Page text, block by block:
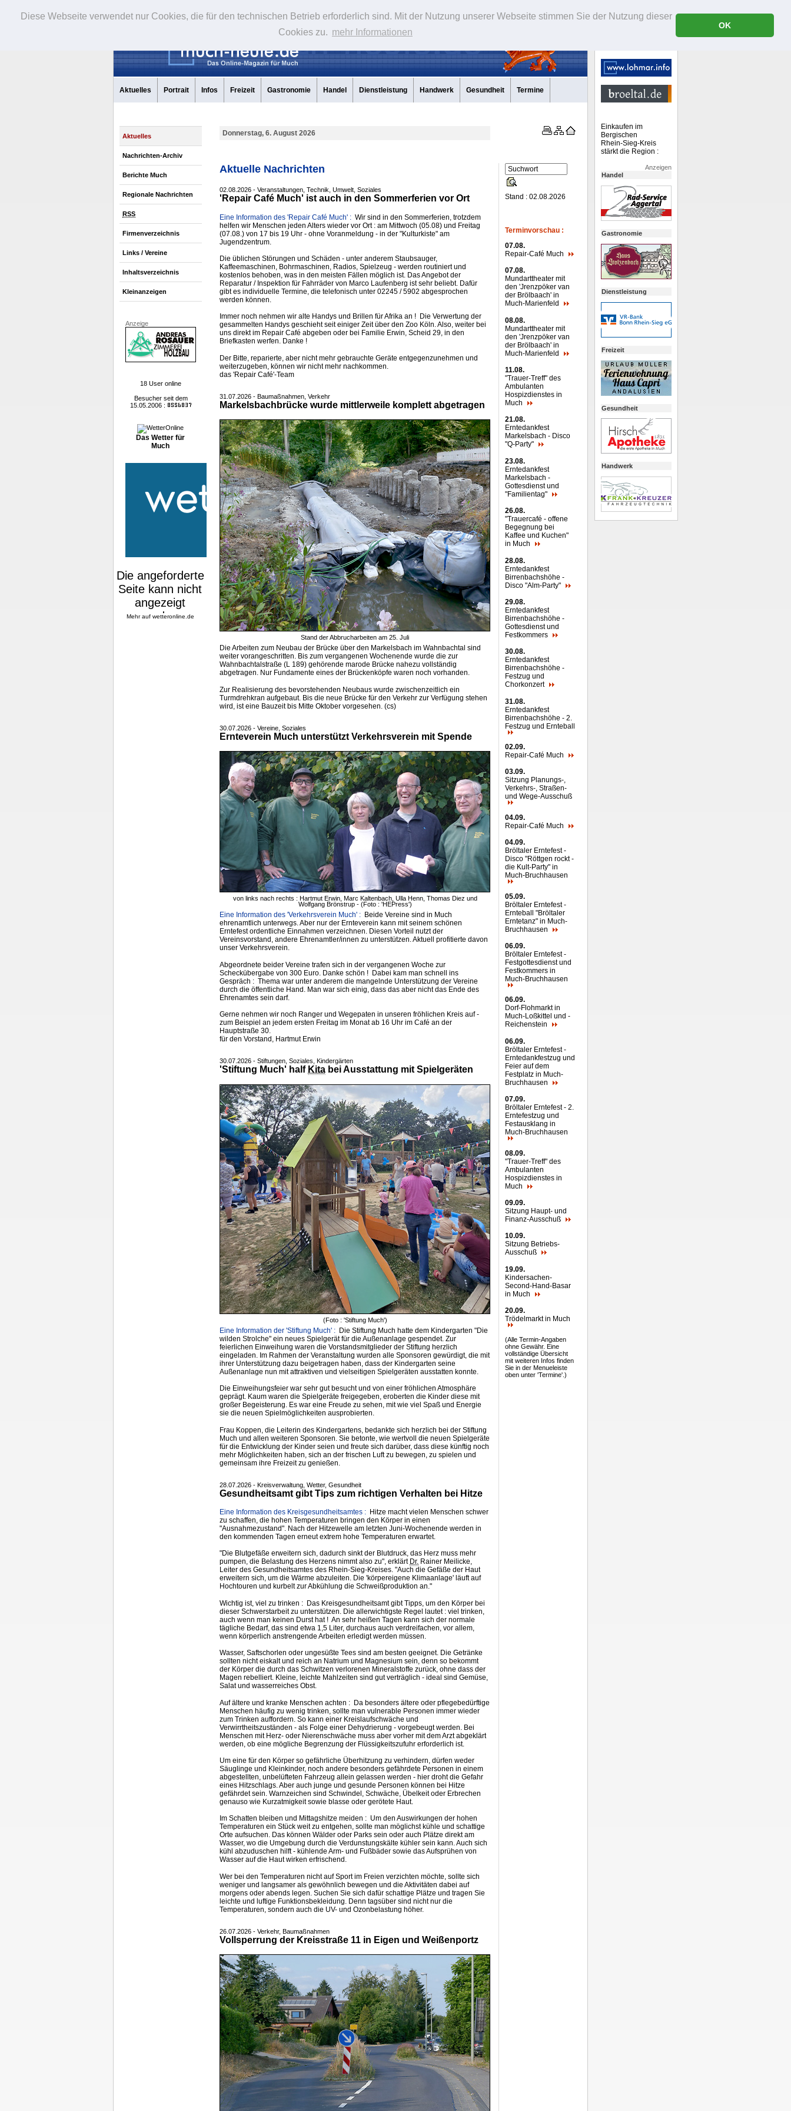
Diese Webseite verwendet nur Cookies, die für den technischen Betrieb erforderlich sind. Mit der Nutzung unserer Webseite stimmen Sie der Nutzung dieser
Cookies zu. mehr Informationen
OK
Aktuelles Portrait Infos Freizeit Gastronomie Handel Dienstleistung Handwerk Gesundheit Termine
Aktuelles
Nachrichten-Archiv
Berichte Much
Regionale Nachrichten
RSS
Firmenverzeichnis
Links / Vereine
Inhaltsverzeichnis
Kleinanzeigen
Anzeige
18 User online
Besucher seit dem
15.05.2006 :
Das Wetter für
Much
Mehr auf wetteronline.de
Donnerstag, 6. August 2026
Aktuelle Nachrichten
02.08.2026 - Veranstaltungen, Technik, Umwelt, Soziales
'Repair Café Much' ist auch in den Sommerferien vor Ort
Eine Information des 'Repair Café Much' : Wir sind in den Sommerferien, trotzdem
helfen wir Menschen jeden Alters wieder vor Ort : am Mittwoch (05.08) und Freitag
(07.08.) von 17 bis 19 Uhr - ohne Voranmeldung - in der "Kulturkiste" am
Jugendzentrum.
Die üblichen Störungen und Schäden - unter anderem Staubsauger,
Kaffeemaschinen, Bohrmaschinen, Radios, Spielzeug - werden routiniert und
kostenlos behoben, was in den meisten Fällen möglich ist. Das Angebot der
Reparatur / Inspektion für Fahrräder von Marco Laufenberg ist sehr beliebt. Dafür
gibt es individuelle Termine, die telefonisch unter 02245 / 5902 abgesprochen
werden können.
Immer noch nehmen wir alte Handys und Brillen für Afrika an ! Die Verwertung der
gesammelten Handys geschieht seit einiger Zeit über den Zoo Köln. Also, weiter bei
uns direkt im Repair Café abgeben oder bei Familie Erwin, Scheid 29, in den
Briefkasten werfen. Danke !
Der Bitte, reparierte, aber nicht mehr gebrauchte Geräte entgegenzunehmen und
weiterzugeben, können wir nicht mehr nachkommen.
das 'Repair Café'-Team
31.07.2026 - Baumaßnahmen, Verkehr
Markelsbachbrücke wurde mittlerweile komplett abgetragen
Stand der Abbrucharbeiten am 25. Juli
Die Arbeiten zum Neubau der Brücke über den Markelsbach im Wahnbachtal sind
weiter vorangeschritten. Bis zum vergangenen Wochenende wurde die zur
Wahnbachtalstraße (L 189) gehörende marode Brücke nahezu vollständig
abgetragen. Nur Fundamente eines der Brückenköpfe waren noch vorhanden.
Zur Realisierung des bevorstehenden Neubaus wurde zwischenzeitlich ein
Turmdrehkran aufgebaut. Bis die neue Brücke für den Verkehr zur Verfügung stehen
wird, ist eine Bauzeit bis Mitte Oktober vorgesehen. (cs)
30.07.2026 - Vereine, Soziales
Ernteverein Much unterstützt Verkehrsverein mit Spende
von links nach rechts : Hartmut Erwin, Marc Kaltenbach, Ulla Henn, Thomas Diez und
Wolfgang Brönstrup - (Foto : 'HEPress')
Eine Information des 'Verkehrsverein Much' : Beide Vereine sind in Much
ehrenamtlich unterwegs. Aber nur der Ernteverein kann mit seinem schönen
Erntefest ordentliche Einnahmen verzeichnen. Diesen Vorteil nutzt der
Vereinsvorstand, andere Ehrenamtler/innen zu unterstützen. Aktuell profitierte davon
unser Verkehrsverein.
Abgeordnete beider Vereine trafen sich in der vergangenen Woche zur
Scheckübergabe von 300 Euro. Danke schön ! Dabei kam man schnell ins
Gespräch : Thema war unter anderem die mangelnde Unterstützung der Vereine
durch die öffentliche Hand. Man war sich einig, dass das aber nicht das Ende des
Ehrenamtes sein darf.
Gerne nehmen wir noch Ranger und Wegepaten in unseren fröhlichen Kreis auf -
zum Beispiel an jedem ersten Freitag im Monat ab 16 Uhr im Café an der
Hauptstraße 30.
für den Vorstand, Hartmut Erwin
30.07.2026 - Stiftungen, Soziales, Kindergärten
'Stiftung Much' half Kita bei Ausstattung mit Spielgeräten
(Foto : 'Stiftung Much')
Eine Information der 'Stiftung Much' : Die Stiftung Much hatte dem Kindergarten "Die
wilden Strolche" ein neues Spielgerät für die Außenanlage gespendet. Zur
feierlichen Einweihung waren die Vorstandsmitglieder der Stiftung herzlich
eingeladen. Im Rahmen der Veranstaltung wurden alle Sponsoren gewürdigt, die mit
ihrer Unterstützung dazu beigetragen haben, dass der Kindergarten seine
Außenanlage nun mit attraktiven und vielseitigen Spielgeräten ausstatten konnte.
Die Einweihungsfeier war sehr gut besucht und von einer fröhlichen Atmosphäre
geprägt. Kaum waren die Spielgeräte freigegeben, eroberten die Kinder diese mit
großer Begeisterung. Es war eine Freude zu sehen, mit wie viel Spaß und Energie
sie die neuen Spielmöglichkeiten ausprobierten.
Frau Koppen, die Leiterin des Kindergartens, bedankte sich herzlich bei der Stiftung
Much und allen weiteren Sponsoren. Sie betonte, wie wertvoll die neuen Spielgeräte
für die Entwicklung der Kinder seien und freute sich darüber, dass diese künftig noch
mehr Möglichkeiten haben, sich an der frischen Luft zu bewegen, zu spielen und
gemeinsam ihre Freizeit zu genießen.
28.07.2026 - Kreisverwaltung, Wetter, Gesundheit
Gesundheitsamt gibt Tips zum richtigen Verhalten bei Hitze
Eine Information des Kreisgesundheitsamtes : Hitze macht vielen Menschen schwer
zu schaffen, die hohen Temperaturen bringen den Körper in einen
"Ausnahmezustand". Nach der Hitzewelle am letzten Juni-Wochenende werden in
den kommenden Tagen erneut extrem hohe Temperaturen erwartet.
"Die Blutgefäße erweitern sich, dadurch sinkt der Blutdruck, das Herz muss mehr
pumpen, die Belastung des Herzens nimmt also zu", erklärt Dr. Rainer Meilicke,
Leiter des Gesundheitsamtes des Rhein-Sieg-Kreises. "Auch die Gefäße der Haut
erweitern sich, um die Wärme abzuleiten. Die 'körpereigene Klimaanlage' läuft auf
Hochtouren und kurbelt zur Abkühlung die Schweißproduktion an."
Wichtig ist, viel zu trinken : Das Kreisgesundheitsamt gibt Tipps, um den Körper bei
dieser Schwerstarbeit zu unterstützen. Die allerwichtigste Regel lautet : viel trinken,
auch wenn man keinen Durst hat ! An sehr heißen Tagen kann sich der normale
tägliche Bedarf, das sind etwa 1,5 Liter, durchaus auch verdreifachen, vor allem,
wenn körperlich anstrengende Arbeiten erledigt werden müssen.
Wasser, Saftschorlen oder ungesüßte Tees sind am besten geeignet. Die Getränke
sollten nicht eiskalt und reich an Natrium und Magnesium sein, denn so bekommt
der Körper die durch das Schwitzen verlorenen Mineralstoffe zurück, ohne dass der
Magen rebelliert. Kleine, leichte Mahlzeiten sind gut verträglich - ideal sind Gemüse,
Salat und wasserreiches Obst.
Auf ältere und kranke Menschen achten : Da besonders ältere oder pflegebedürftige
Menschen häufig zu wenig trinken, sollte man vulnerable Personen immer wieder
zum Trinken auffordern. So kann einer Kreislaufschwäche und
Verwirrtheitszuständen - als Folge einer Dehydrierung - vorgebeugt werden. Bei
Menschen mit Herz- oder Nierenschwäche muss aber vorher mit dem Arzt abgeklärt
werden, ob eine mögliche Begrenzung der Flüssigkeitszufuhr erforderlich ist.
Um eine für den Körper so gefährliche Überhitzung zu verhindern, dürfen weder
Säuglinge und Kleinkinder, noch andere besonders gefährdete Personen in einem
abgestellten, unbelüfteten Fahrzeug allein gelassen werden - hier droht die Gefahr
eines Hitzschlags. Aber auch junge und gesunde Personen können bei Hitze
gefährdet sein. Warnzeichen sind Schwindel, Schwäche, Übelkeit oder Erbrechen
genauso wie Kurzatmigkeit sowie blasse oder gerötete Haut.
Im Schatten bleiben und Mittagshitze meiden : Um den Auswirkungen der hohen
Temperaturen ein Stück weit zu entgehen, sollte man möglichst kühle und schattige
Orte aufsuchen. Das können Wälder oder Parks sein oder auch Plätze direkt am
Wasser, wo die Umgebung durch die Verdunstungskälte kühler sein kann. Auch sich
kühl abzuduschen hilft - kühlende Arm- und Fußbäder sowie das Aufsprühen von
Wasser auf die Haut wirken erfrischend.
Wer bei den Temperaturen nicht auf Sport im Freien verzichten möchte, sollte sich
weniger und langsamer als gewöhnlich bewegen und die Aktivitäten dabei auf
morgens oder abends legen. Suchen Sie sich dafür schattige Plätze und tragen Sie
leichte und luftige Funktionsbekleidung. Denn tagsüber sind nicht nur die
Temperaturen, sondern auch die UV- und Ozonbelastung höher.
26.07.2026 - Verkehr, Baumaßnahmen
Vollsperrung der Kreisstraße 11 in Eigen und Weißenportz
Stand : 02.08.2026
Terminvorschau :
07.08.
Repair-Café Much
07.08.
Mundarttheater mit
den 'Jrenzpöker van
der Brölbaach' in
Much-Marienfeld
08.08.
Mundarttheater mit
den 'Jrenzpöker van
der Brölbaach' in
Much-Marienfeld
11.08.
"Trauer-Treff" des
Ambulanten
Hospizdienstes in
Much
21.08.
Erntedankfest
Markelsbach - Disco
"Q-Party"
23.08.
Erntedankfest
Markelsbach -
Gottesdienst und
"Familientag"
26.08.
"Trauercafé - offene
Begegnung bei
Kaffee und Kuchen"
in Much
28.08.
Erntedankfest
Birrenbachshöhe -
Disco "Alm-Party"
29.08.
Erntedankfest
Birrenbachshöhe -
Gottesdienst und
Festkommers
30.08.
Erntedankfest
Birrenbachshöhe -
Festzug und
Chorkonzert
31.08.
Erntedankfest
Birrenbachshöhe - 2.
Festzug und Ernteball
02.09.
Repair-Café Much
03.09.
Sitzung Planungs-,
Verkehrs-, Straßen-
und Wege-Ausschuß
04.09.
Repair-Café Much
04.09.
Bröltaler Erntefest -
Disco "Röttgen rockt -
die Kult-Party" in
Much-Bruchhausen
05.09.
Bröltaler Erntefest -
Ernteball "Bröltaler
Erntetanz" in Much-
Bruchhausen
06.09.
Bröltaler Erntefest -
Festgottesdienst und
Festkommers in
Much-Bruchhausen
06.09.
Dorf-Flohmarkt in
Much-Loßkittel und -
Reichenstein
06.09.
Bröltaler Erntefest -
Erntedankfestzug und
Feier auf dem
Festplatz in Much-
Bruchhausen
07.09.
Bröltaler Erntefest - 2.
Erntefestzug und
Festausklang in
Much-Bruchhausen
08.09.
"Trauer-Treff" des
Ambulanten
Hospizdienstes in
Much
09.09.
Sitzung Haupt- und
Finanz-Ausschuß
10.09.
Sitzung Betriebs-
Ausschuß
19.09.
Kindersachen-
Second-Hand-Basar
in Much
20.09.
Trödelmarkt in Much
(Alle Termin-Angaben
ohne Gewähr. Eine
vollständige Übersicht
mit weiteren Infos finden
Sie in der Menueleiste
oben unter 'Termine'.)
Einkaufen im
Bergischen
Rhein-Sieg-Kreis
stärkt die Region :
Anzeigen
Handel
Gastronomie
Dienstleistung
Freizeit
Gesundheit
Handwerk